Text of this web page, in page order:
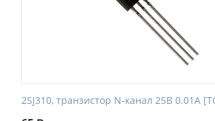
2SJ310, транзистор N-канал 25В 0.01А